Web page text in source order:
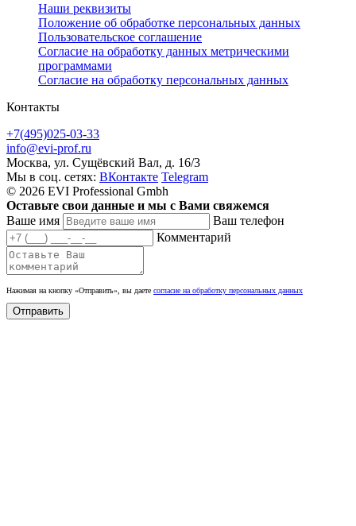
Наши реквизиты
Положение об обработке персональных данных
Пользовательское соглашение
Согласие на обработку данных метрическими
программами
Согласие на обработку персональных данных
Контакты
+7(495)025-03-33
info@evi-prof.ru
Москва, ул. Сущёвский Вал, д. 16/3
Мы в соц. сетях: ВКонтакте Telegram
© 2026 EVI Professional Gmbh
Оставьте свои данные и мы с Вами свяжемся
Ваше имя
Ваш телефон
Комментарий
Нажимая на кнопку «Отправить», вы даете согласие на обработку персональных данных
Отправить